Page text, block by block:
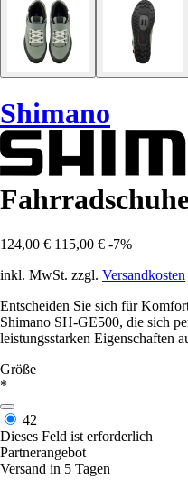
Shimano
124,00 € 115,00 € -7%
inkl. MwSt. zzgl. Versandkosten
Entscheiden Sie sich für
Shimano SH-GE500, die sich
leistungsstarken Eigenschaften
Größe
*
42
Dieses Feld ist erforderlich
Partnerangebot
Versand in 5 Tagen